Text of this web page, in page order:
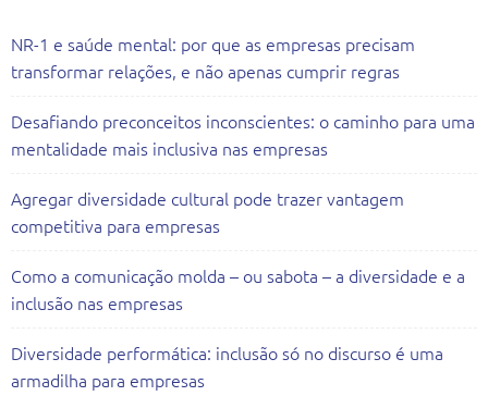
NR-1 e saúde mental: por que as empresas precisam
transformar relações, e não apenas cumprir regras
Desafiando preconceitos inconscientes: o caminho para uma
mentalidade mais inclusiva nas empresas
Agregar diversidade cultural pode trazer vantagem
competitiva para empresas
Como a comunicação molda – ou sabota – a diversidade e a
inclusão nas empresas
Diversidade performática: inclusão só no discurso é uma
armadilha para empresas